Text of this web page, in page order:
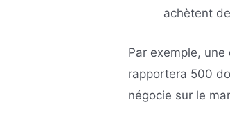
achètent
Par exemple,
rapportera 500
négocie sur le